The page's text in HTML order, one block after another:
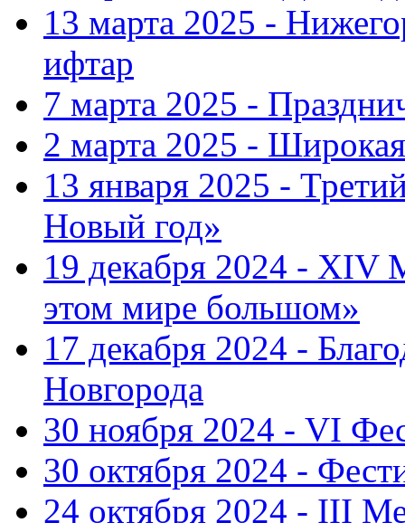
13 марта 2025 -
ифтар
7 марта 2025 -
2 марта 2025 -
13 января 2025 -
Новый год»
19 декабря 2024 - XIV
этом мире большом»
17 декабря 2024 -
Новгорода
30 ноября 2024 - VI
30 октября 2024 -
24 октября 2024 - III